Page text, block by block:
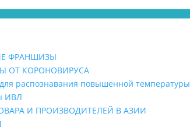
ФРАНШИЗЫ
ОТ КОРОНОВИРУСА
распознавания повышенной температуры
ИВЛ
И ПРОИЗВОДИТЕЛЕЙ В АЗИИ